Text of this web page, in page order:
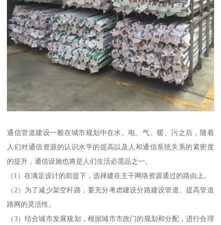
通信管道建设一般在城市规划中在水、电、气、暖、污之后，随着
人们对通信资源的认识水平的提高以及人和通信系统关系的紧密度
的提升，通信设施也将是人们生活必需品之一。
（1）在满足设计的前提下，选择建在主干网络资源通过的路由上。
（2）为了减少架空杆路，要充分考虑建设分路建设管道、提高管道
路网的灵活性。
（3）结合城市发展规划，根据城市市政门的规划和分配，进行合理